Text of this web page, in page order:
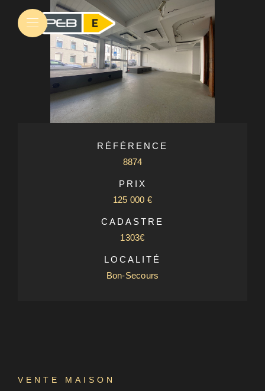
RÉFÉRENCE
8874
PRIX
125 000 €
CADASTRE
1303€
LOCALITÉ
Bon-Secours
VENTE MAISON